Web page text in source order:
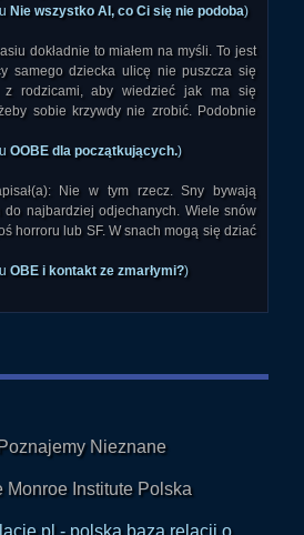
Nie wszystko AI, co Ci się nie podoba)
dokładnie to miałem na myśli. To jest
samego dziecka ulicę nie puszcza się
rodzicami, aby wiedzieć jak ma się
sobie krzywdy nie zrobić. Podobnie
OOBE dla początkujących.)
Nie w tym rzecz. Sny bywają
do najbardziej odjechanych. Wiele snów
horroru lub SF. W snach mogą się dziać
OBE i kontakt ze zmarłymi?)